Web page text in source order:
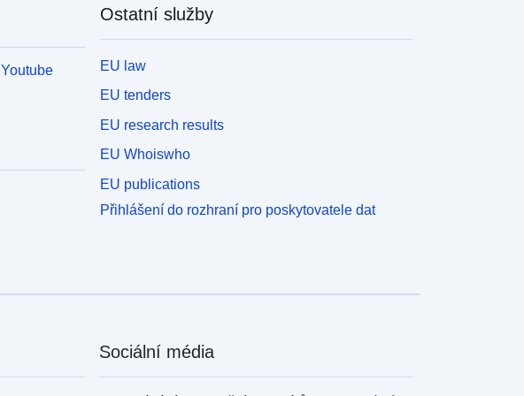
Youtube
Ostatní služby
EU law
EU tenders
EU research results
EU Whoiswho
EU publications
Přihlášení do rozhraní pro poskytovatele dat
Sociální média